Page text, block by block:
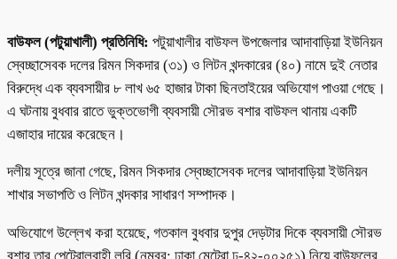
বাউফল (পটুয়াখালী) প্রতিনিধি: পটুয়াখালীর বাউফল উপজেলার আদাবাড়িয়া ইউনিয়ন
স্বেচ্ছাসেবক দলের রিমন সিকদার (৩১) ও লিটন খন্দকারের (৪০) নামে দুই নেতার
বিরুদ্ধে এক ব্যবসায়ীর ৮ লাখ ৬৫ হাজার টাকা ছিনতাইয়ের অভিযোগ পাওয়া গেছে।
এ ঘটনায় বুধবার রাতে ভুক্তভোগী ব্যবসায়ী সৌরভ বশার বাউফল থানায় একটি
এজাহার দায়ের করেছেন।
দলীয় সূত্রে জানা গেছে, রিমন সিকদার স্বেচ্ছাসেবক দলের আদাবাড়িয়া ইউনিয়ন
শাখার সভাপতি ও লিটন খন্দকার সাধারণ সম্পাদক।
অভিযোগে উল্লেখ করা হয়েছে, গতকাল বুধবার দুপুর দেড়টার দিকে ব্যবসায়ী সৌরভ